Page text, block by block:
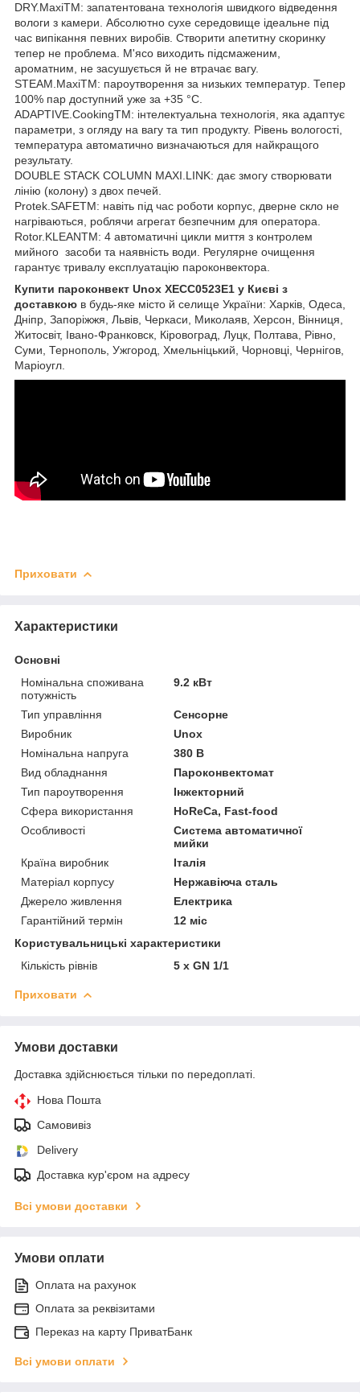
DRY.MaxiTM: запатентована технологія швидкого відведення
вологи з камери. Абсолютно сухе середовище ідеальне під
час випікання певних виробів. Створити апетитну скоринку
тепер не проблема. М'ясо виходить підсмаженим,
ароматним, не засушується й не втрачає вагу.
STEAM.MaxiTM: пароутворення за низьких температур. Тепер
100% пар доступний уже за +35 °C.
ADAPTIVE.CookingTM: інтелектуальна технологія, яка адаптує
параметри, з огляду на вагу та тип продукту. Рівень вологості,
температура автоматично визначаються для найкращого
результату.
DOUBLE STACK COLUMN MAXI.LINK: дає змогу створювати
лінію (колону) з двох печей.
Protek.SAFETM: навіть під час роботи корпус, дверне скло не
нагріваються, роблячи агрегат безпечним для оператора.
Rotor.KLEANTM: 4 автоматичні цикли миття з контролем
мийного засоби та наявність води. Регулярне очищення
гарантує тривалу експлуатацію пароконвектора.
Купити пароконвект Unox XECC0523E1 у Києві з
доставкою в будь-яке місто й селище України: Харків, Одеса,
Дніпр, Запоріжжя, Львів, Черкаси, Миколаяв, Херсон, Вінниця,
Житосвіт, Івано-Франковск, Кіровоград, Луцк, Полтава, Рівно,
Суми, Тернополь, Ужгород, Хмельніцький, Чорновці, Чернігов,
Маріоугл.
Приховати
Характеристики
Основні
Номінальна споживана
потужність
9.2 кВт
Тип управління
Сенсорне
Виробник
Unox
Номінальна напруга
380 В
Вид обладнання
Пароконвектомат
Тип пароутворення
Інжекторний
Сфера використання
HoReCa, Fast-food
Особливості
Система автоматичної
мийки
Країна виробник
Італія
Матеріал корпусу
Нержавіюча сталь
Джерело живлення
Електрика
Гарантійний термін
12 міс
Користувальницькі характеристики
Кількість рівнів
5 х GN 1/1
Приховати
Умови доставки
Доставка здійснюється тільки по передоплаті.
Нова Пошта
Самовивіз
Delivery
Доставка кур'єром на адресу
Всі умови доставки
Умови оплати
Оплата на рахунок
Оплата за реквізитами
Переказ на карту ПриватБанк
Всі умови оплати